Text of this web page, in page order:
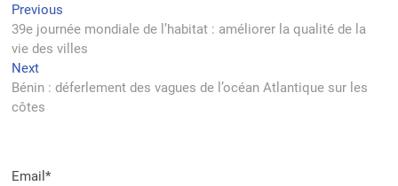
Navigation
de
l’article
Previous
post:
39e journée mondiale de l’habitat : améliorer la qualité de la
vie des villes
NextNext
post:
Bénin : déferlement des vagues de l’océan Atlantique sur les
côtes
Email*